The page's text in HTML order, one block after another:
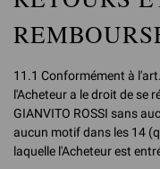
11.1 Conformément à
l'Acheteur a le droit de se
GIANVITO ROSSI sans
aucun motif dans les 14
laquelle l'Acheteur est